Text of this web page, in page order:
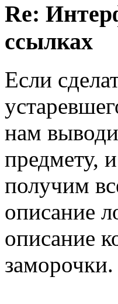
Re:
ссылках
Если
нам
предмету,
получим
описание
описание
заморочки.